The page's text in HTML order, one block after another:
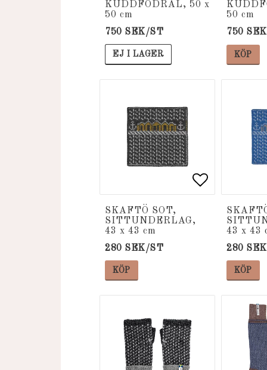
KUDDFODRAL, 50 x
50 cm
750 SEK/ST
EJ I LAGER
50 cm
750
KÖP
Lägg till
Lägg till
SKAFTÖ SOT,
SITTUNDERLAG,
43 x 43 cm
280 SEK/ST
KÖP
43 x 43
280
KÖP